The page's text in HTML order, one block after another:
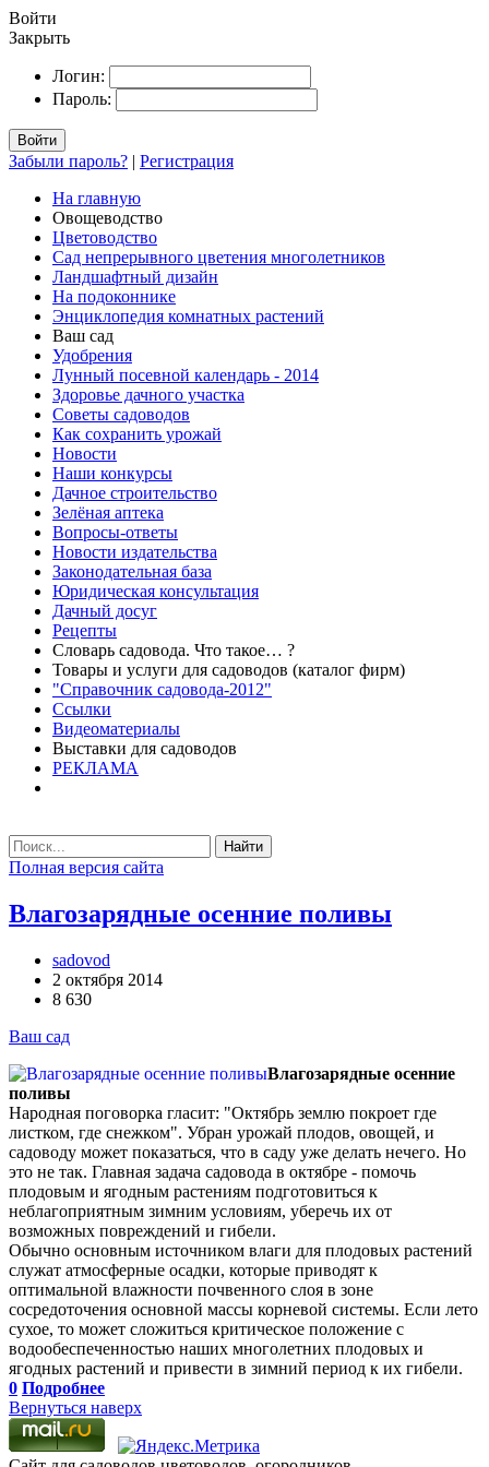
Войти
Закрыть
Логин:
Пароль:
Войти
Забыли пароль? | Регистрация
На главную
Овощеводство
Цветоводство
Сад непрерывного цветения многолетников
Ландшафтный дизайн
На подоконнике
Энциклопедия комнатных растений
Ваш сад
Удобрения
Лунный посевной календарь - 2014
Здоровье дачного участка
Советы садоводов
Как сохранить урожай
Новости
Наши конкурсы
Дачное строительство
Зелёная аптека
Вопросы-ответы
Новости издательства
Законодательная база
Юридическая консультация
Дачный досуг
Рецепты
Словарь садовода. Что такое… ?
Товары и услуги для садоводов (каталог фирм)
"Справочник садовода-2012"
Ссылки
Видеоматериалы
Выставки для садоводов
РЕКЛАМА
Найти
Полная версия сайта
Влагозарядные осенние поливы
sadovod
2 октября 2014
8 630
Ваш сад
Влагозарядные осенние
поливы
Народная поговорка гласит: "Октябрь землю покроет где
листком, где снежком". Убран урожай плодов, овощей, и
садоводу может показаться, что в саду уже делать нечего. Но
это не так. Главная задача садовода в октябре - помочь
плодовым и ягодным растениям подготовиться к
неблагоприятным зимним условиям, уберечь их от
возможных повреждений и гибели.
Обычно основным источником влаги для плодовых растений
служат атмосферные осадки, которые приводят к
оптимальной влажности почвенного слоя в зоне
сосредоточения основной массы корневой системы. Если лето
сухое, то может сложиться критическое положение с
водообеспеченностью наших многолетних плодовых и
ягодных растений и привести в зимний период к их гибели.
0 Подробнее
Вернуться наверх